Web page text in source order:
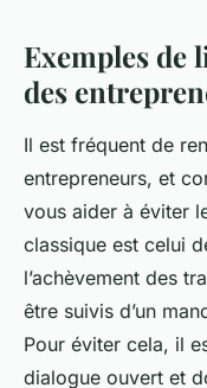
Exemples de
des
Il est fréquent de
entrepreneurs, et
vous aider à éviter
classique est celui
l’achèvement des
être suivis d’un
Pour éviter cela, il
dialogue ouvert et